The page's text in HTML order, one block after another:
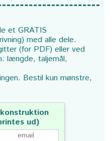
et GRATIS
med alle dele.
(for PDF) eller ved
længde, taljemål,
Bestil kun mønstre,
ud)